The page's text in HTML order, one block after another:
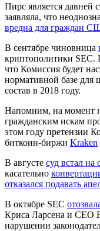
Пирс является давней
заявляла, что
вредна для граждан
В сентябре чиновница
криптополитики
что Комиссия будет
нормативной базе для
состав в 2018 году.
Напомним, на момент
гражданским искам
этом году претензии
биткоин-биржи Kraken
В августе суд встал на
касательно
отказался подавать
В октябре SEC
Криса Ларсена и CEO
нарушении